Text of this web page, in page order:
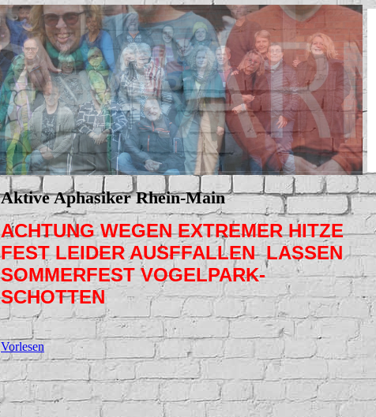
Aktive Aphasiker Rhein-Main
ACHTUNG WEGEN EXTREMER HITZE
FEST LEIDER AUSFFALLEN LASSEN
SOMMERFEST VOGELPARK-
SCHOTTEN